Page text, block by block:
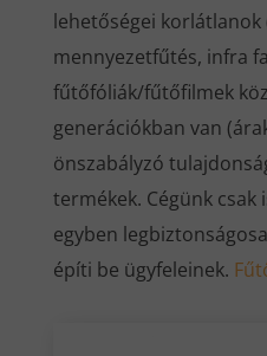
lehetőségei
mennyezetfűtés, infra
fűtőfóliák/fűtőfilmek
generációkban van
önszabályzó
termékek. Cégünk
egyben
építi be ügyfeleinek.